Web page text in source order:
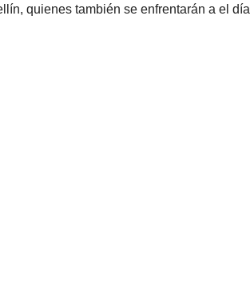
quienes también se enfrentarán a el